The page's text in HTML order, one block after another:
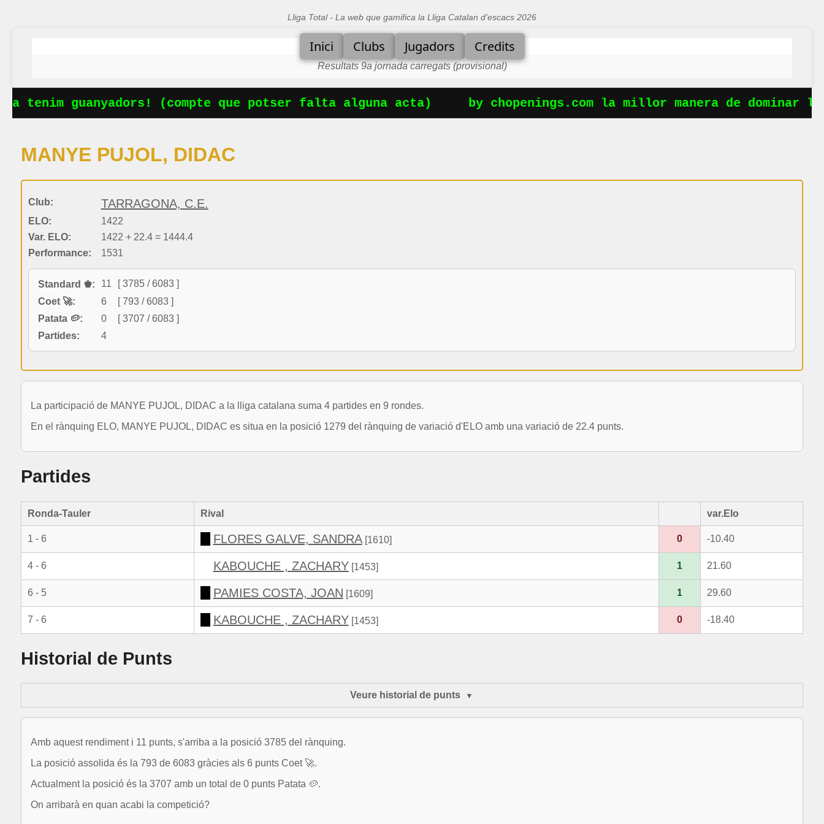
Lliga Total - La web que gamifica la Lliga Catalan d'escacs 2026
Inici Clubs Jugadors Credits
Resultats 9a jornada carregats (provisional)
tenim guanyadors! (compte que potser falta alguna acta) by chopenings.com la millor manera de dominar
MANYE PUJOL, DIDAC
Club: TARRAGONA, C.E.
ELO:
1422
Var. ELO:
1422 + 22.4 = 1444.4
Performance:
1531
Standard ♚: 11
[ 3785 / 6083 ]
Coet 🚀:
6
[ 793 / 6083 ]
Patata 🥔:
0
[ 3707 / 6083 ]
Partides:
4
La participació de MANYE PUJOL, DIDAC a la lliga catalana suma 4 partides en 9 rondes.
En el rànquing ELO, MANYE PUJOL, DIDAC es situa en la posició 1279 del rànquing de variació d'ELO amb una variació de 22.4 punts.
Partides
Ronda-Tauler Rival var.Elo
1 - 6 FLORES GALVE, SANDRA[1610] 0 -10.40
4 - 6 KABOUCHE , ZACHARY [1453] 1 21.60
6 - 5 PAMIES COSTA, JOAN [1609] 1 29.60
7 - 6 KABOUCHE , ZACHARY [1453] 0 -18.40
Historial de Punts
Veure historial de punts
Amb aquest rendiment i 11 punts, s'arriba a la posició 3785 del rànquing.
La posició assolida és la 793 de 6083 gràcies als 6 punts Coet 🚀.
Actualment la posició és la 3707 amb un total de 0 punts Patata 🥔.
On arribarà en quan acabi la competició?